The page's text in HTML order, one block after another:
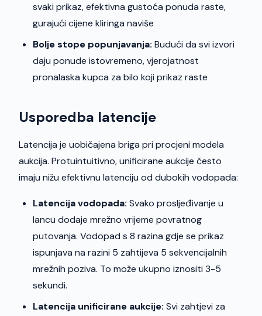
svaki prikaz, efektivna gustoća ponuda raste,
gurajući cijene kliringa naviše
Bolje stope popunjavanja: Budući da svi izvori
daju ponude istovremeno, vjerojatnost
pronalaska kupca za bilo koji prikaz raste
Usporedba latencije
Latencija je uobičajena briga pri procjeni modela
aukcija. Protuintuitivno, unificirane aukcije često
imaju nižu efektivnu latenciju od dubokih vodopada:
Latencija vodopada: Svako prosljeđivanje u
lancu dodaje mrežno vrijeme povratnog
putovanja. Vodopad s 8 razina gdje se prikaz
ispunjava na razini 5 zahtijeva 5 sekvencijalnih
mrežnih poziva. To može ukupno iznositi 3-5
sekundi.
Latencija unificirane aukcije: Svi zahtjevi za